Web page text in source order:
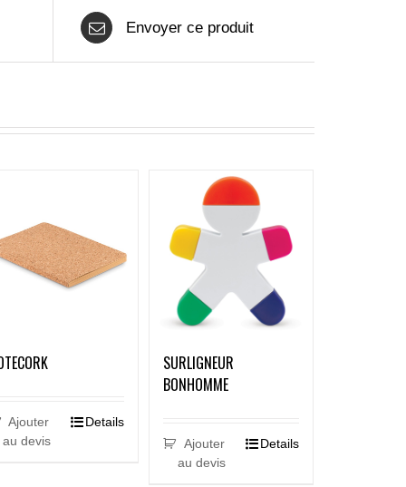
Envoyer ce produit
Ajouter
au devis
Details
SURLIGNEUR
BONHOMME
Ajouter
au devis
Details